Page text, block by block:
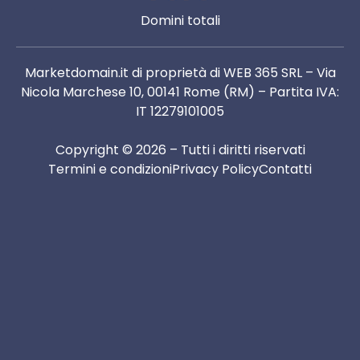
Domini totali
Marketdomain.it di proprietà di WEB 365 SRL – Via
Nicola Marchese 10, 00141 Rome (RM) – Partita IVA:
IT 12279101005
Copyright © 2026 – Tutti i diritti riservati
Termini e condizioniPrivacy PolicyContatti